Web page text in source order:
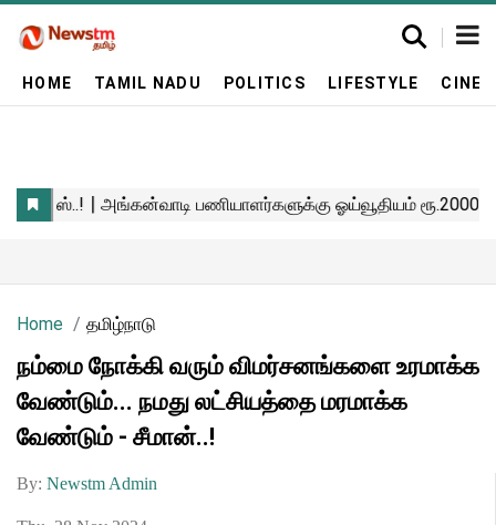
HOME TAMIL NADU POLITICS LIFESTYLE
Home தமிழ்நாடு
நம்மை நோக்கி வரும் விமர்சனங்களை உரமாக்க
வேண்டும்... நமது லட்சியத்தை மரமாக்க
வேண்டும் - சீமான்..!
By: Newstm Admin